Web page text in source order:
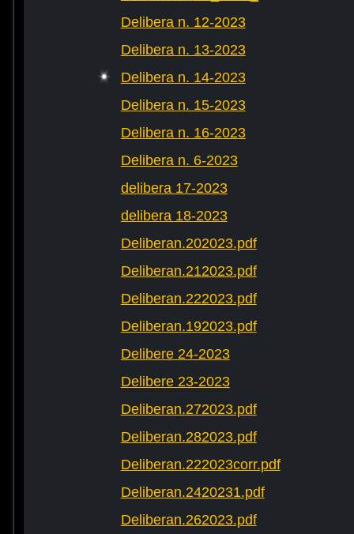
Delibera n. 12-2023
Delibera n. 13-2023
Delibera n. 14-2023
Delibera n. 15-2023
Delibera n. 16-2023
Delibera n. 6-2023
delibera 17-2023
delibera 18-2023
Deliberan.202023.pdf
Deliberan.212023.pdf
Deliberan.222023.pdf
Deliberan.192023.pdf
Delibere 24-2023
Delibere 23-2023
Deliberan.272023.pdf
Deliberan.282023.pdf
Deliberan.222023corr.pdf
Deliberan.2420231.pdf
Deliberan.262023.pdf